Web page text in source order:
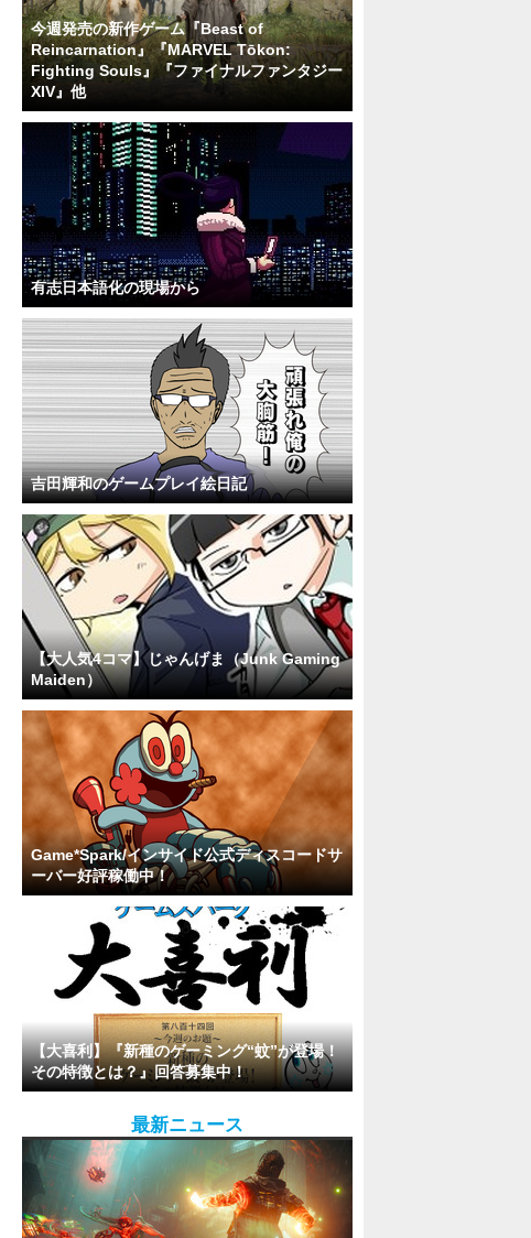
今週発売の新作ゲーム『Beast of
Reincarnation』『MARVEL Tōkon:
Fighting Souls』『ファイナルファンタジー
XIV』他
有志日本語化の現場から
吉田輝和のゲームプレイ絵日記
【大人気4コマ】じゃんげま（Junk Gaming
Maiden）
Game*Spark/インサイド公式ディスコードサ
ーバー好評稼働中！
【大喜利】『新種のゲーミング“蚊”が登場！
その特徴とは？』回答募集中！
最新ニュース